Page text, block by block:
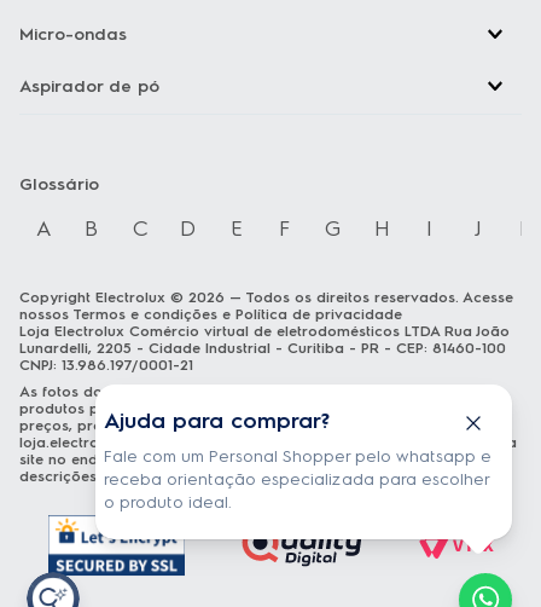
Ajuda para comprar?
Fale com um Personal Shopper pelo whatsapp e
receba orientação especializada para escolher
o produto ideal.
Micro-ondas
Aspirador de pó
Glossário
A B C D E F G H I J K
Copyright Electrolux © 2026 — Todos os direitos reservados. Acesse
nossos Termos e condições e Política de privacidade
Loja Electrolux Comércio virtual de eletrodomésticos LTDA Rua João
Lunardelli, 2205 - Cidade Industrial - Curitiba - PR - CEP: 81460-100
CNPJ: 13.986.197/0001-21
As fotos dos produtos são meramente ilustrativas. A venda dos
produtos publicados está sujeita a disponibilidade de estoque. Os
preços, promoções e formas de pagamento publicados em
loja.electrolux.com.br
estão válidos exclusivamente para compra via
site no endereço mencionado. As especificações técnicas e
descrições estão sujeitas a alterações sem aviso prévio.